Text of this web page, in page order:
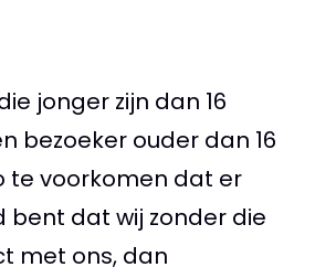
jonger zijn dan 16
bezoeker ouder dan 16
te voorkomen dat er
bent dat wij zonder die
met ons, dan